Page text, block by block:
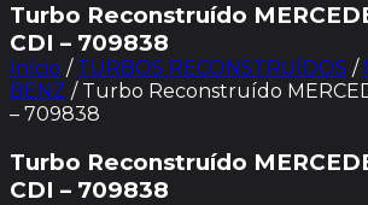
Turbo Reconstruído
CDI – 709838
Início / TURBOS RECONSTRUÍDOS /
BENZ / Turbo Reconstruído
– 709838
Turbo Reconstruído
CDI – 709838